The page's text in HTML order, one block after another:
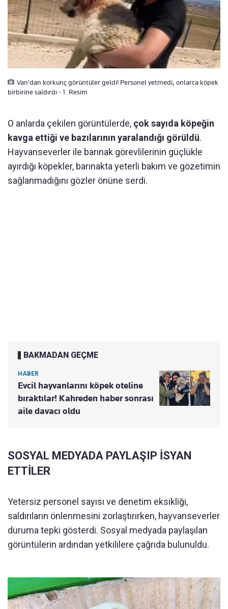
Van'dan korkunç görüntüler geldi! Personel yetmedi, onlarca köpek
birbirine saldırdı - 1. Resim
O anlarda çekilen görüntülerde, çok sayıda köpeğin
kavga ettiği ve bazılarının yaralandığı görüldü.
Hayvanseverler ile barınak görevlilerinin güçlükle
ayırdığı köpekler, barınakta yeterli bakım ve gözetimin
sağlanmadığını gözler önüne serdi.
BAKMADAN GEÇME
HABER
Evcil hayvanlarını köpek oteline
bıraktılar! Kahreden haber sonrası
aile davacı oldu
SOSYAL MEDYADA PAYLAŞIP İSYAN
ETTİLER
Yetersiz personel sayısı ve denetim eksikliği,
saldırıların önlenmesini zorlaştırırken, hayvanseverler
duruma tepki gösterdi. Sosyal medyada paylaşılan
görüntülerin ardından yetkililere çağrıda bulunuldu.